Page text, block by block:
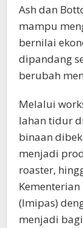
Ash dan
mampu
bernilai
dipandang
berubah
Melalui
lahan tidur
binaan
menjadi
roaster,
(Imipas)
menjadi